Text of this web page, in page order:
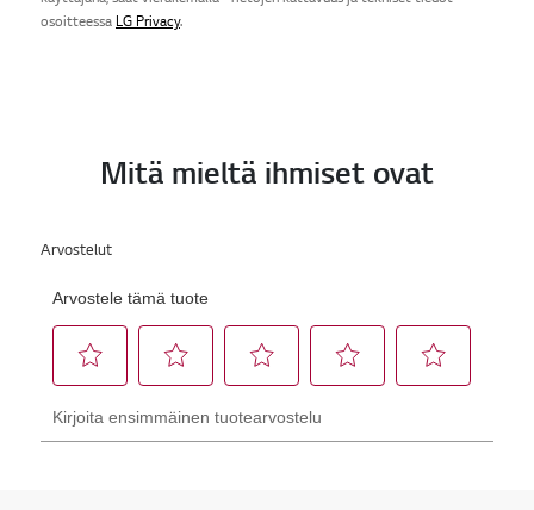
osoitteessa LG Privacy.
Mitä mieltä ihmiset ovat